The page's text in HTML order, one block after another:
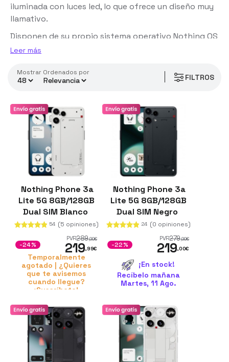
iluminada con luces led, lo que ofrece un diseño muy
llamativo.
Disponen de su propio sistema operativo Nothing OS
que es muy rápido y fluido. Además, no viene con
Leer más
FILTROS
Mostrar ordenados por
Nothing Phone 3a
Lite 5G 8GB/128GB
Dual SIM Blanco
54 (5 opiniones)
PVR289,99€
219,99€
-24%
Temporalmente
agotado | ¿Quieres
que te avisemos
cuando llegue?
¡Suscríbete!
Nothing Phone 3a
Lite 5G 8GB/128GB
Dual SIM Negro
24 (0 opiniones)
PVR279,99€
219,00€
-22%
¡En stock!
Recíbelo mañana
Martes, 11 Ago.